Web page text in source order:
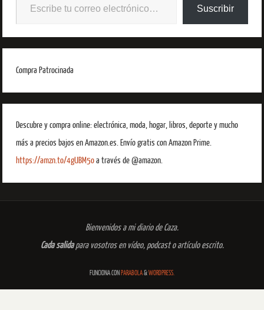
Suscribir
Compra Patrocinada
Descubre y compra online: electrónica, moda, hogar, libros, deporte y mucho
más a precios bajos en Amazon.es. Envío gratis con Amazon Prime.
https://amzn.to/4gUBM5oa través de @amazon.
Bienvenidos a mi diario de Caza.
Cada salidapara vosotros en vídeo, podcast o artículo escrito.
FUNCIONA CON PARABOLA&WORDPRESS.